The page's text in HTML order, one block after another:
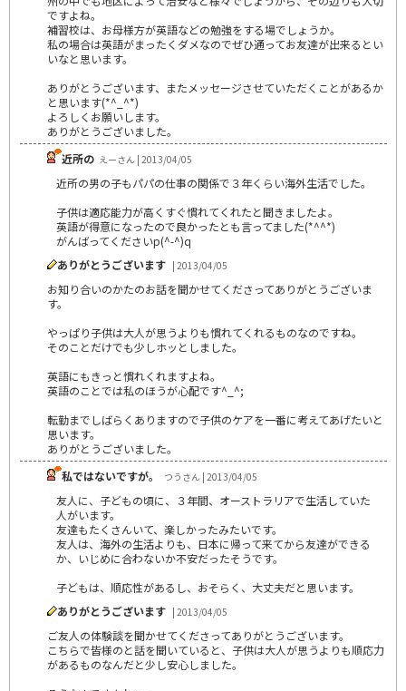
ですよね。
補習校は、お母様方が英語などの勉強をする場でしょうか。
私の場合は英語がまったくダメなのでぜひ通ってお友達が出来るとい
いなと思います。
ありがとうございます、またメッセージさせていただくことがあるか
と思います(*^_^*)
よろしくお願いします。
ありがとうございました。
近所の えーさん | 2013/04/05
近所の男の子もパパの仕事の関係で３年くらい海外生活でした。
子供は適応能力が高くすぐ慣れてくれたと聞きましたよ。
英語が得意になったので良かったとも言ってました(*^^*)
がんばってくださいp(^-^)q
ありがとうございます | 2013/04/05
お知り合いのかたのお話を聞かせてくださってありがとうございま
す。
やっぱり子供は大人が思うよりも慣れてくれるものなのですね。
そのことだけでも少しホッとしました。
英語にもきっと慣れくれますよね。
英語のことでは私のほうが心配です^_^;
転勤までしばらくありますので子供のケアを一番に考えてあげたいと
思います。
ありがとうございました。
私ではないですが。
つうさん | 2013/04/05
友人に、子どもの頃に、３年間、オーストラリアで生活していた
人がいます。
友達もたくさんいて、楽しかったみたいです。
友人は、海外の生活よりも、日本に帰って来てから友達ができる
か、いじめに合わないか不安だったそうです。
子どもは、順応性があるし、おそらく、大丈夫だと思います。
ありがとうございます | 2013/04/05
ご友人の体験談を聞かせてくださってありがとうございます。
こちらで皆様のと話を聞いていると、子供は大人が思うよりも順応力
があるものなんだと少し安心しました。